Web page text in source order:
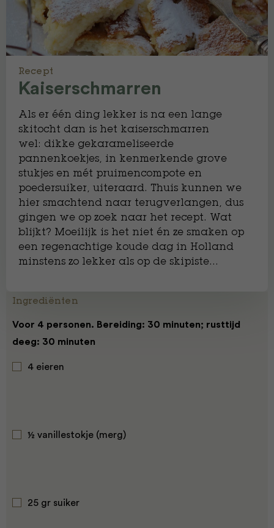
Recept
Kaiserschmarren
Als er één ding lekker is na een lange
skitocht dan is het kaiserschmarren
wel: dikke gekarameliseerde
pannenkoekjes, in kenmerkende grove
stukjes en mét pruimencompote en
poedersuiker, uiteraard. Thuis kunnen we
hier smachtend naar terugverlangen, dus
gingen we op zoek naar het recept. Wat
blijkt? Moeilijk is het niet én ze smaken op
een regenachtige koude dag in Holland
minstens zo lekker als op de skipiste…
Ingrediënten
Voor 4 personen. Bereiding: 30 minuten; rusttijd
deeg: 30 minuten
4 eieren
½ vanillestokje (merg)
25 gr suiker